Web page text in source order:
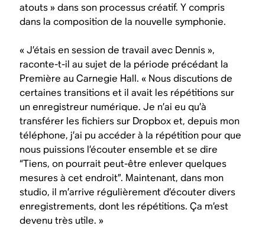
atouts » dans son processus créatif. Y compris
dans la composition de la nouvelle symphonie.
« J’étais en session de travail avec Dennis »,
raconte-t-il au sujet de la période précédant la
Première au Carnegie Hall. « Nous discutions de
certaines transitions et il avait les répétitions sur
un enregistreur numérique. Je n’ai eu qu’à
transférer les fichiers sur Dropbox et, depuis mon
téléphone, j’ai pu accéder à la répétition pour que
nous puissions l’écouter ensemble et se dire
“Tiens, on pourrait peut-être enlever quelques
mesures à cet endroit”. Maintenant, dans mon
studio, il m’arrive régulièrement d’écouter divers
enregistrements, dont les répétitions. Ça m’est
devenu très utile. »